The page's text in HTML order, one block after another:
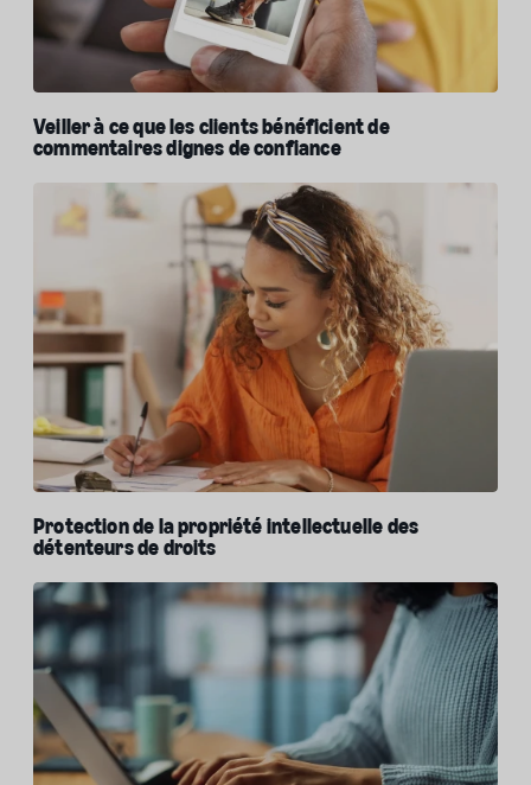
Veiller à ce que les clients bénéficient de
commentaires dignes de confiance
Protection de la propriété intellectuelle des
détenteurs de droits